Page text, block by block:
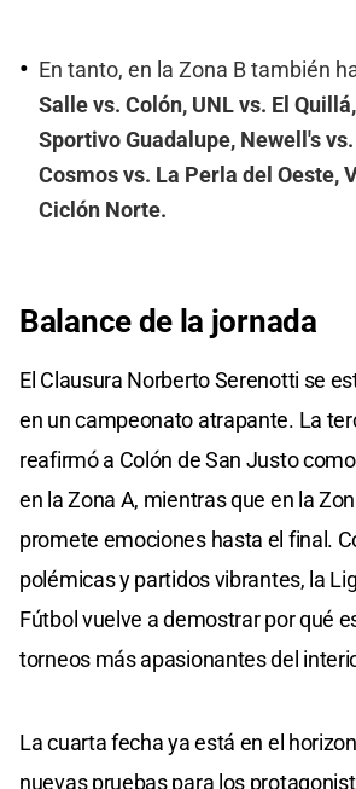
En tanto, en la Zona B también
Salle vs. Colón, UNL vs. El
Sportivo Guadalupe, Newell's
Cosmos vs. La Perla del Oeste,
Ciclón Norte.
Balance de la jornada
El Clausura Norberto Serenotti se
en un campeonato atrapante. La
reafirmó a Colón de San Justo
en la Zona A, mientras que en la
promete emociones hasta el final.
polémicas y partidos vibrantes, la
Fútbol vuelve a demostrar por qué
torneos más apasionantes del
La cuarta fecha ya está en el
nuevas pruebas para los